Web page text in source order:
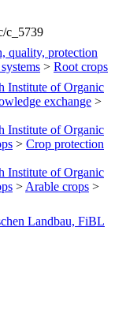
c_5739
quality, protection
> Root crops
Institute of Organic
exchange >
Institute of Organic
> Crop protection
Institute of Organic
> Arable crops >
Landbau, FiBL